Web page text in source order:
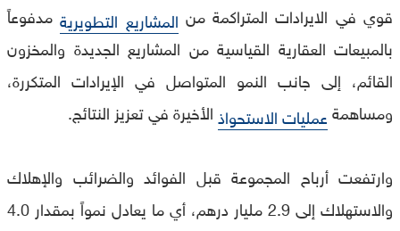
قوي في الايرادات المتراكمة من المشاريع التطويريةمدفوعاً
بالمبيعات العقارية القياسية من المشاريع الجديدة والمخزون
القائم، إلى جانب النمو المتواصل في الإيرادات المتكررة،
ومساهمةعمليات الاستحواذالأخيرة في تعزيز النتائج.
وارتفعت أرباح المجموعة قبل الفوائد والضرائب والإهلاك
والاستهلاك إلى 2.9 مليار درهم، أي ما يعادل نمواً بمقدار 4.0